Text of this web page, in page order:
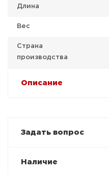
Длина
Вес
Страна
производства
Описание
Задать вопрос
Наличие